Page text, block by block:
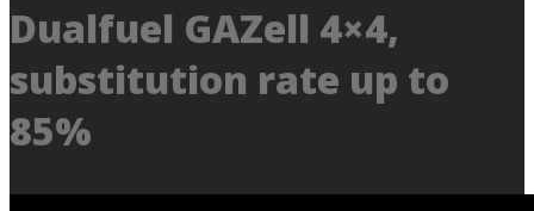
Dualfuel GAZell 4×4,
substitution rate up to
85%